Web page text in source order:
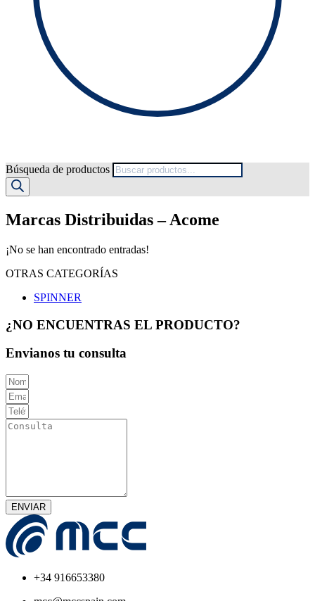
Búsqueda de productos
Marcas Distribuidas – Acome
¡No se han encontrado entradas!
OTRAS CATEGORÍAS
SPINNER
¿NO ENCUENTRAS EL PRODUCTO?
Envianos tu consulta
ENVIAR
+34 916653380